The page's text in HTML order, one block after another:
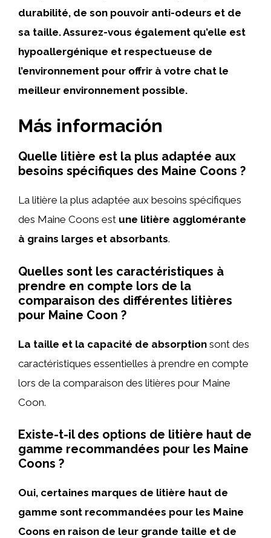
durabilité, de son pouvoir anti-odeurs et de
sa taille. Assurez-vous également qu’elle est
hypoallergénique et respectueuse de
l’environnement pour offrir à votre chat le
meilleur environnement possible.
Más información
Quelle litière est la plus adaptée aux
besoins spécifiques des Maine Coons ?
La litière la plus adaptée aux besoins spécifiques
des Maine Coons est une litière agglomérante
à grains larges et absorbants.
Quelles sont les caractéristiques à
prendre en compte lors de la
comparaison des différentes litières
pour Maine Coon ?
La taille et la capacité de absorption sont des
caractéristiques essentielles à prendre en compte
lors de la comparaison des litières pour Maine
Coon.
Existe-t-il des options de litière haut de
gamme recommandées pour les Maine
Coons ?
Oui, certaines marques de litière haut de
gamme sont recommandées pour les Maine
Coons en raison de leur grande taille et de